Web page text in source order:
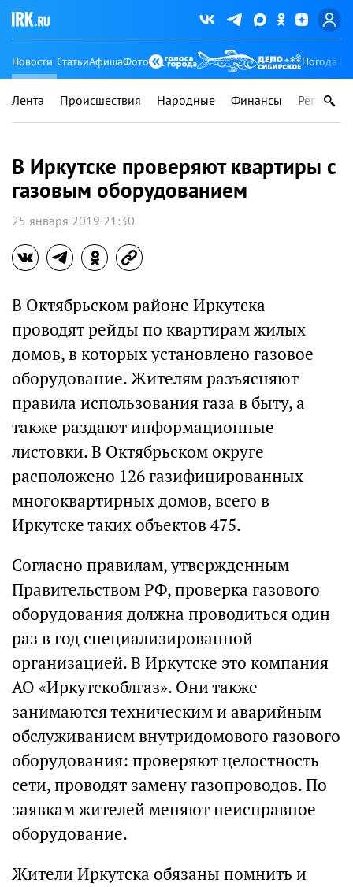
Новости СтатьиАфишаФото Погода
Лента Происшествия Народные Финансы Регионы
В Иркутске проверяют квартиры с
газовым оборудованием
25 января 2019 21:30
В Октябрьском районе Иркутска
проводят рейды по квартирам жилых
домов, в которых установлено газовое
оборудование. Жителям разъясняют
правила использования газа в быту, а
также раздают информационные
листовки. В Октябрьском округе
расположено 126 газифицированных
многоквартирных домов, всего в
Иркутске таких объектов 475.
Согласно правилам, утвержденным
Правительством РФ, проверка газового
оборудования должна проводиться один
раз в год специализированной
организацией. В Иркутске это компания
АО «Иркутскоблгаз». Они также
занимаются техническим и аварийным
обслуживанием внутридомового газового
оборудования: проверяют целостность
сети, проводят замену газопроводов. По
заявкам жителей меняют неисправное
оборудование.
Жители Иркутска обязаны помнить и